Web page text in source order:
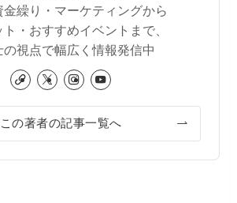
金繰り・マーケティングから
ト・おすすめイベントまで、
の視点で幅広く情報発信中
この著者の記事一覧へ